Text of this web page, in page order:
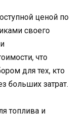
ценой по
своего
что
для тех, кто
больших затрат.
топлива и